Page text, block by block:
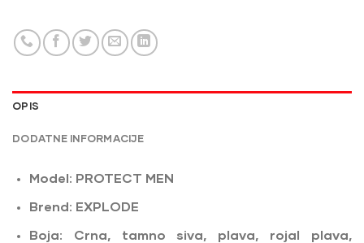
OPIS
DODATNE INFORMACIJE
Model: PROTECT MEN
Brend: EXPLODE
Boja: Crna, tamno siva, plava, rojal plava,